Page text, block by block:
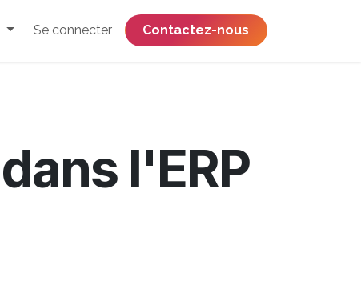
Se connecter ​​​​​​​​​​​​​​​​Contactez-nous
dans l'ERP